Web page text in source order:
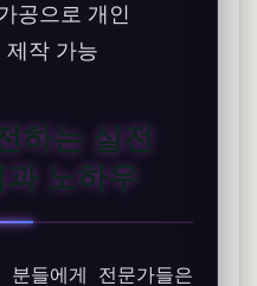
공으로 개인
제작 가능
하는 실전
노하우
들에게 전문가들은